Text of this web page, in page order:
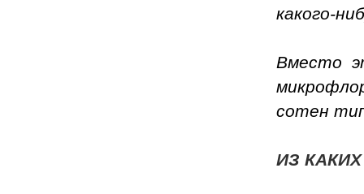
какого-
Вместо
сотен
ИЗ